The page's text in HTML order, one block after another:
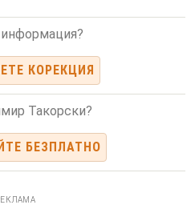
КОРЕКЦИЯ
Такорски?
БЕЗПЛАТНО